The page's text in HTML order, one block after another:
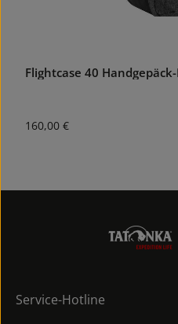
Flightcase 40
Regulärer Preis:
160,00 €
Service-Hotline